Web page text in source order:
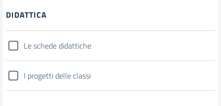
DIDATTICA
Le schede didattiche
I progetti delle classi